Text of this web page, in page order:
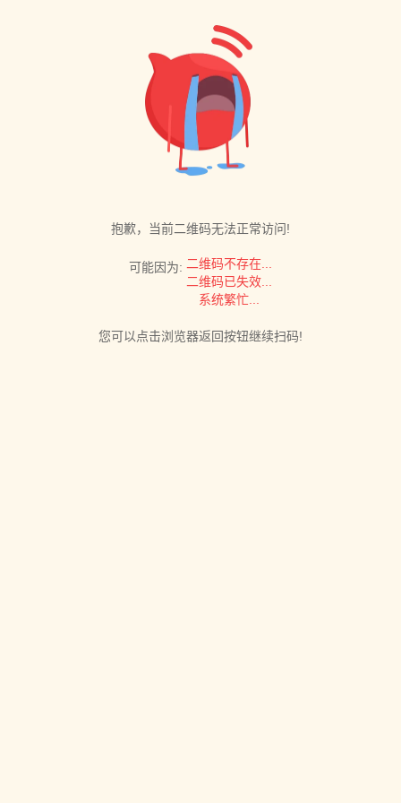
抱歉，当前二维码无法正常访问!
可能因为: 二维码不存在...
二维码已失效...
系统繁忙...
您可以点击浏览器返回按钮继续扫码!